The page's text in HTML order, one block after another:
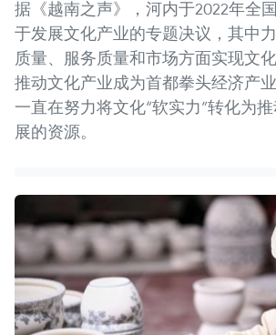
据《越南之声》，河内于2022年全
于发展文化产业的专题决议，其中
质量、服务质量和市场方面实现文
推动文化产业成为首都拳头经济产
一直在努力将文化“软实力”转化为
展的资源。